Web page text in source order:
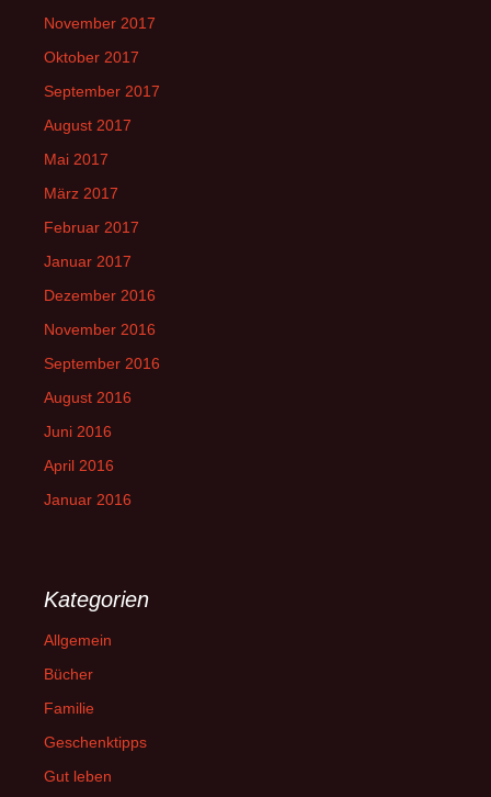
November 2017
Oktober 2017
September 2017
August 2017
Mai 2017
März 2017
Februar 2017
Januar 2017
Dezember 2016
November 2016
September 2016
August 2016
Juni 2016
April 2016
Januar 2016
Kategorien
Allgemein
Bücher
Familie
Geschenktipps
Gut leben